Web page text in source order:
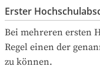
Erster
Bei mehreren ersten
Regel einen der
zu können.